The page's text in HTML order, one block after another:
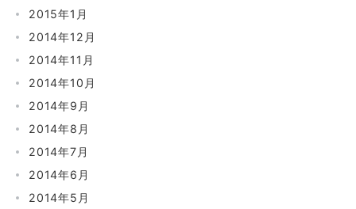
2015年1月
2014年12月
2014年11月
2014年10月
2014年9月
2014年8月
2014年7月
2014年6月
2014年5月